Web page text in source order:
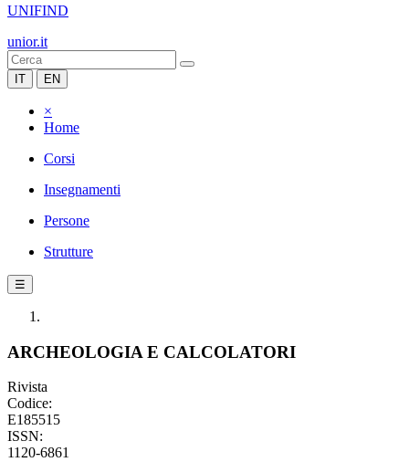
UNIFIND
unior.it
IT EN
×
Home
Corsi
Insegnamenti
Persone
Strutture
☰
ARCHEOLOGIA E CALCOLATORI
Rivista
Codice:
E185515
ISSN:
1120-6861